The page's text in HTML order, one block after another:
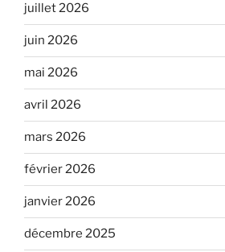
juillet 2026
juin 2026
mai 2026
avril 2026
mars 2026
février 2026
janvier 2026
décembre 2025